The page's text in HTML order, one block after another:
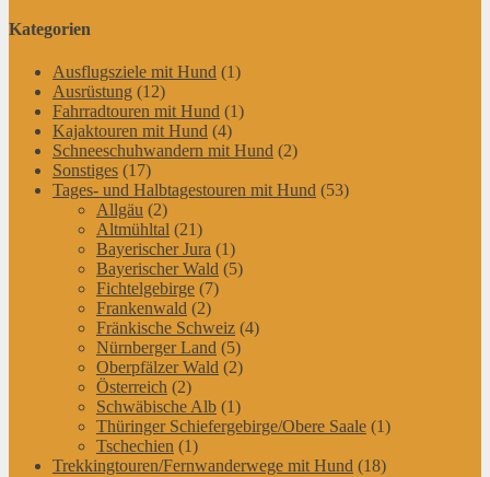
Kategorien
Ausflugsziele mit Hund (1)
Ausrüstung (12)
Fahrradtouren mit Hund (1)
Kajaktouren mit Hund (4)
Schneeschuhwandern mit Hund (2)
Sonstiges (17)
Tages- und Halbtagestouren mit Hund (53)
Allgäu (2)
Altmühltal (21)
Bayerischer Jura (1)
Bayerischer Wald (5)
Fichtelgebirge (7)
Frankenwald (2)
Fränkische Schweiz (4)
Nürnberger Land (5)
Oberpfälzer Wald (2)
Österreich (2)
Schwäbische Alb (1)
Thüringer Schiefergebirge/Obere Saale (1)
Tschechien (1)
Trekkingtouren/Fernwanderwege mit Hund (18)